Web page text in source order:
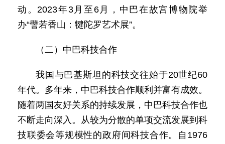
动。2023年3月至6月，中巴在故宫博物院举
办“譬若香山：犍陀罗艺术展”。
（二）中巴科技合作
我国与巴基斯坦的科技交往始于20世纪60
年代。多年来，中巴科技合作顺利并富有成效。
随着两国友好关系的持续发展，中巴科技合作也
不断走向深入。从较为分散的单项交流发展到科
技联委会等规模性的政府间科技合作。自1976